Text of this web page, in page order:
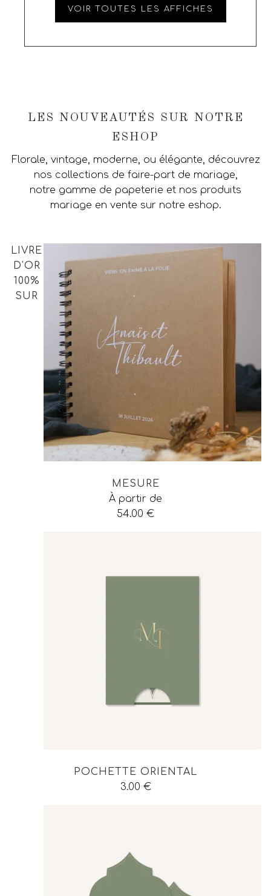
VOIR TOUTES LES AFFICHES
LES NOUVEAUTÉS SUR NOTRE
ESHOP
Florale, vintage, moderne, ou élégante, découvrez
nos collections de faire-part de mariage,
notre gamme de papeterie et nos produits
mariage en vente sur notre eshop.
LIVRE
D'OR
100%
SUR
MESURE
À partir de
54.00 €
POCHETTE ORIENTAL
3.00 €